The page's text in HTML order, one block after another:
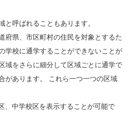
と呼ばれることもあります。
府県、市区町村の住民を対象とするた
学校に通学することができないことが
域をさらに細分して区域ごとに通学で
があります。 これら一つ一つの区域
、中学校区を表示することが可能で